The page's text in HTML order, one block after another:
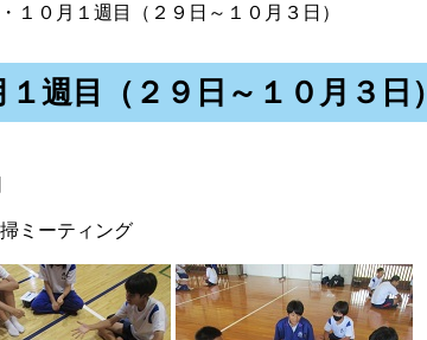
１０月１週目（２９日～１０月３日）
週目（２９日～１０月３日）
ミーティング